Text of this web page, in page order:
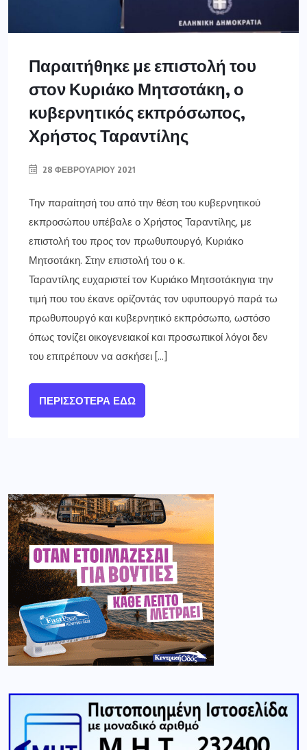
Παραιτήθηκε με επιστολή του
στον Κυριάκο Μητσοτάκη, ο
κυβερνητικός εκπρόσωπος,
Χρήστος Ταραντίλης
28 ΦΕΒΡΟΥΑΡΊΟΥ 2021
Την παραίτησή του από την θέση του κυβερνητικού
εκπροσώπου υπέβαλε ο Χρήστος Ταραντίλης, με
επιστολή του προς τον πρωθυπουργό, Κυριάκο
Μητσοτάκη. Στην επιστολή του ο κ.
Ταραντίλης ευχαριστεί τον Κυριάκο Μητσοτάκηγια την
τιμή που του έκανε ορίζοντάς τον υφυπουργό παρά τω
πρωθυπουργό και κυβερνητικό εκπρόσωπο, ωστόσο
όπως τονίζει οικογενειακοί και προσωπικοί λόγοι δεν
του επιτρέπουν να ασκήσει […]
ΠΕΡΙΣΣΌΤΕΡΑ ΕΔΏ